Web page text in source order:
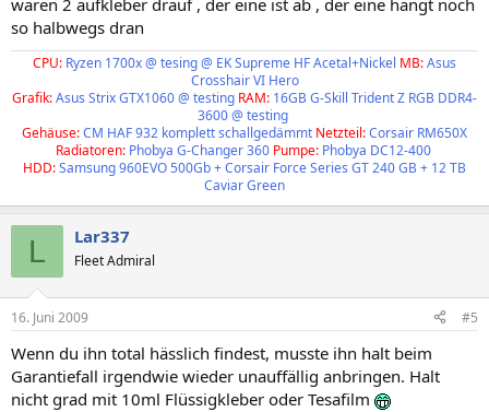
waren 2 aufkleber drauf , der eine ist ab , der eine hängt noch
so halbwegs dran
CPU: Ryzen 1700x @ tesing @ EK Supreme HF Acetal+Nickel MB:Asus
Crosshair VI Hero
Grafik:Asus Strix GTX1060 @ testing RAM: 16GB G-Skill Trident Z RGB DDR4-
3600 @ testing
Gehäuse:CM HAF 932 komplett schallgedämmt Netzteil:Corsair RM650X
Radiatoren: Phobya G-Changer 360 Pumpe: Phobya DC12-400
HDD:Samsung 960EVO 500Gb + Corsair Force Series GT 240 GB + 12 TB
Caviar Green
L Lar337
Fleet Admiral
16. Juni 2009 #5
Wenn du ihn total hässlich findest, musste ihn halt beim
Garantiefall irgendwie wieder unauffällig anbringen. Halt
nicht grad mit 10ml Flüssigkleber oder Tesafilm